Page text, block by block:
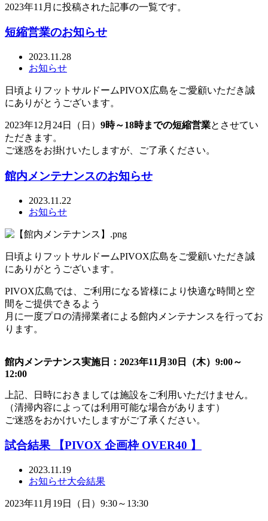
2023年11月に投稿された記事の一覧です。
短縮営業のお知らせ
2023.11.28
お知らせ
日頃よりフットサルドームPIVOX広島をご愛顧いただき誠
にありがとうございます。
2023年12月24日（日） 9時～18時までの短縮営業とさせてい
ただきます。
ご迷惑をお掛けいたしますが、ご了承ください。
館内メンテナンスのお知らせ
2023.11.22
お知らせ
日頃よりフットサルドームPIVOX広島をご愛顧いただき誠
にありがとうございます。
PIVOX広島では、ご利用になる皆様により快適な時間と空
間をご提供できるよう
月に一度プロの清掃業者による館内メンテナンスを行ってお
ります。
館内メンテナンス実施日：2023年11月30日（木）9:00～
12:00
上記、日時におきましては施設をご利用いただけません。
（清掃内容によっては利用可能な場合があります）
ご迷惑をおかけいたしますがご了承ください。
試合結果 【PIVOX 企画枠 OVER40 】
2023.11.19
お知らせ大会結果
2023年11月19日（日）9:30～13:30